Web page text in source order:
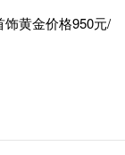
黄金价格950元/